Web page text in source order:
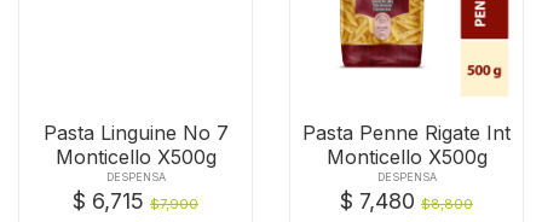
Pasta Linguine No 7
Monticello X500g
DESPENSA
$ 6,715 $7,900
Pasta Penne Rigate Int
Monticello X500g
DESPENSA
$ 7,480 $8,800